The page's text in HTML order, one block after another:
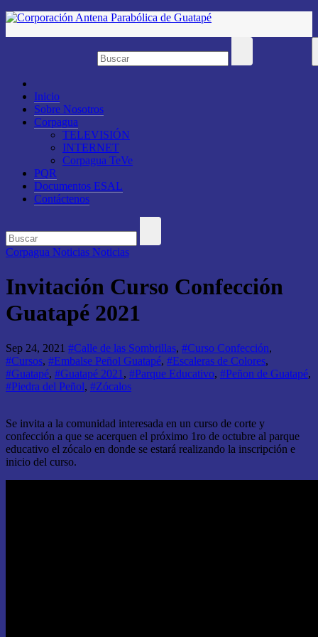
Saltar
Inicio
Sobre Nosotros
Corpagua
TELEVISIÓN
INTERNET
Corpagua TeVe
PQR
Documentos ESAL
Contáctenos
Corpagua Noticias Noticias
Invitación Curso Confección
Guatapé 2021
Sep 24, 2021 #Calle de las Sombrillas, #Curso Confección,
#Cursos, #Embalse Peñol Guatapé, #Escaleras de Colores,
#Guatapé, #Guatapé 2021 , #Parque Educativo, #Peñon de Guatapé,
#Piedra del Peñol, #Zócalos
Se invita a la comunidad interesada en un curso de corte y
confección a que se acerquen el próximo 1ro de octubre al parque
educativo el zócalo en donde se estará realizando la inscripción e
inicio del curso.